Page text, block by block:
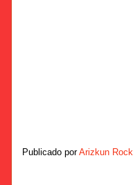
Publicado porArizkun Rock